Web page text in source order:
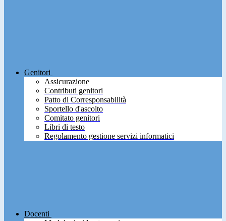
Genitori
Assicurazione
Contributi genitori
Patto di Corresponsabilità
Sportello d'ascolto
Comitato genitori
Libri di testo
Regolamento gestione servizi informatici
Docenti